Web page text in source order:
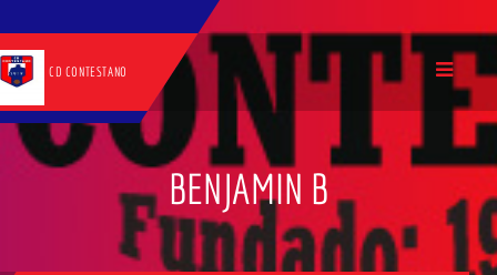
CD CONTESTANO
BENJAMIN B